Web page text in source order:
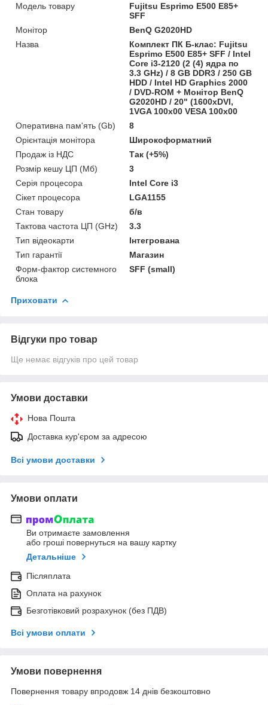
Модель товару
Fujitsu Esprimo E500 E85+
SFF
Монітор
BenQ G2020HD
Назва
Комплект ПК Б-клас: Fujitsu
Esprimo E500 E85+ SFF / Intel
Core i3-2120 (2 (4) ядра по
3.3 GHz) / 8 GB DDR3 / 250 GB
HDD / Intel HD Graphics 2000
/ DVD-ROM + Монітор BenQ
G2020HD / 20" (1600xDVI,
1VGA 100x00 VESA 100x00
Оперативна пам'ять (Gb)
8
Орієнтація монітора
Широкоформатний
Продаж із НДС
Так (+5%)
Розмір кешу ЦП (Мб)
3
Серія процесора
Intel Core i3
Сікет процесора
LGA1155
Стан товару
б/в
Тактова частота ЦП (GHz)
3.3
Тип відеокарти
Інтегрована
Тип гарантії
Магазин
Форм-фактор системного
блока
SFF (small)
Приховати
Відгуки про товар
Ще немає відгуків про цей товар
Умови доставки
Нова Пошта
Доставка кур'єром за адресою
Всі умови доставки
Умови оплати
Ви отримаєте замовлення
або гроші повернуться на вашу картку
Детальніше
Післяплата
Оплата на рахунок
Безготівковий розрахунок (без ПДВ)
Всі умови оплати
Умови повернення
Повернення товару впродовж 14 днів безкоштовно